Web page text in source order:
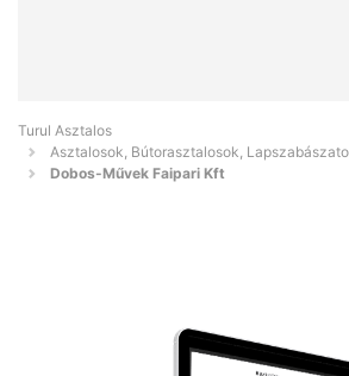
Turul Asztalos
Asztalosok, Bútorasztalosok,
Dobos-Művek Faipari Kft